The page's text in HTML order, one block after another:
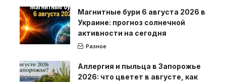
Магнитные бури 6 августа 2026 в
Украине: прогноз солнечной
активности на сегодня
Разное
Аллергия и пыльца в Запорожье
2026: что цветет в августе, как